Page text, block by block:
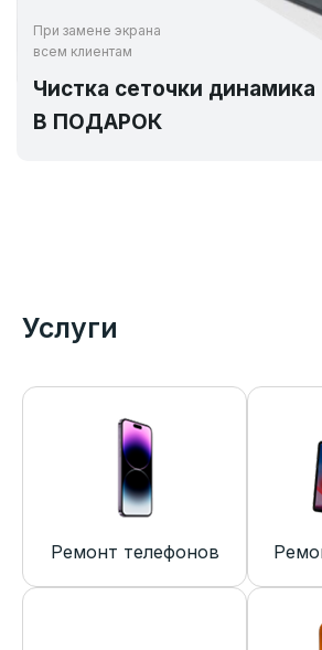
При замене экрана
всем клиентам
Чистка сеточки динамика
В ПОДАРОК
Услуги
Ремонт телефонов